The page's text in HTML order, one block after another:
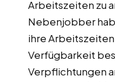
Arbeitszeiten zu
Nebenjobber
ihre
Verfügbarkeit
Verpflichtungen